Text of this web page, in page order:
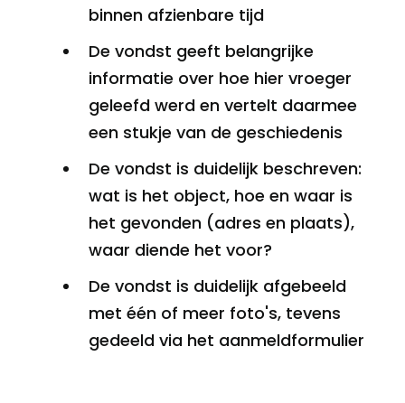
binnen afzienbare tijd
De vondst geeft belangrijke
informatie over hoe hier vroeger
geleefd werd en vertelt daarmee
een stukje van de geschiedenis
De vondst is duidelijk beschreven:
wat is het object, hoe en waar is
het gevonden (adres en plaats),
waar diende het voor?
De vondst is duidelijk afgebeeld
met één of meer foto's, tevens
gedeeld via het aanmeldformulier